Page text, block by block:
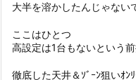
大半を溶かしたんじゃない
ここはひとつ
高設定は1台もないという
徹底した天井＆ｿﾞｰﾝ狙いｵﾝ